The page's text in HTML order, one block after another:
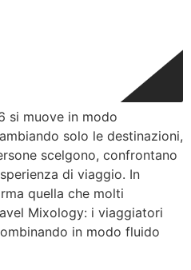
si muove in modo
solo le destinazioni,
scelgono, confrontano
di viaggio. In
quella che molti
Mixology: i viaggiatori
in modo fluido